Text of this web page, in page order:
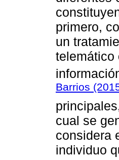
primero,
un
telemático
Barrios
cual se
considera
individuo